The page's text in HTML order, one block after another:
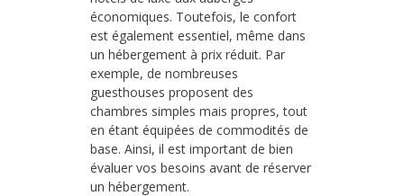
économiques. Toutefois, le confort
est également essentiel, même dans
un hébergement à prix réduit. Par
exemple, de nombreuses
guesthouses proposent des
chambres simples mais propres, tout
en étant équipées de commodités de
base. Ainsi, il est important de bien
évaluer vos besoins avant de réserver
un hébergement.